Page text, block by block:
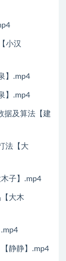
小汉
】.mp4
】.mp4
据及算法【建
法【大
子】.mp4
大木
静静】.mp4